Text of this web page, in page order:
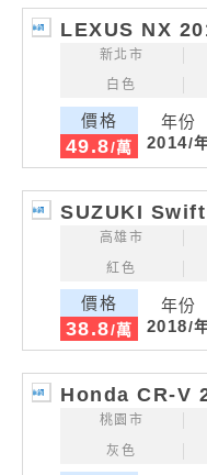
LEXUS NX
新北市
白色
價格
49.8/萬
年份
2014/
SUZUKI
高雄市
紅色
價格
38.8/萬
年份
2018/
Honda CR-V
桃園市
灰色